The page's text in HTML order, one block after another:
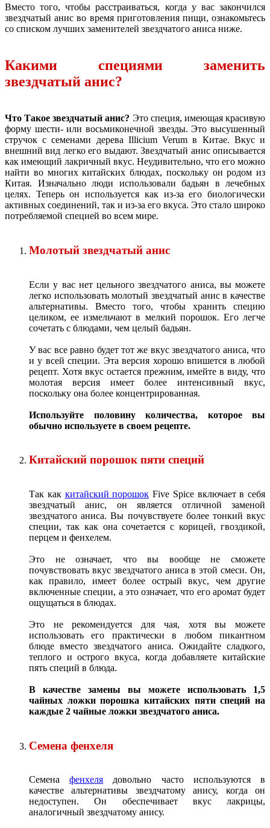
Вместо того, чтобы расстраиваться, когда у вас закончился
звездчатый анис во время приготовления пищи, ознакомьтесь
со списком лучших заменителей звездчатого аниса ниже.
Какими специями заменить
звездчатый анис?
Что Такое звездчатый анис? Это специя, имеющая красивую
форму шести- или восьмиконечной звезды. Это высушенный
стручок с семенами дерева Illicium Verum в Китае. Вкус и
внешний вид легко его выдают. Звездчатый анис описывается
как имеющий лакричный вкус. Неудивительно, что его можно
найти во многих китайских блюдах, поскольку он родом из
Китая. Изначально люди использовали бадьян в лечебных
целях. Теперь он используется как из-за его биологически
активных соединений, так и из-за его вкуса. Это стало широко
потребляемой специей во всем мире.
Молотый звездчатый анис
Если у вас нет цельного звездчатого аниса, вы можете
легко использовать молотый звездчатый анис в качестве
альтернативы. Вместо того, чтобы хранить специю
целиком, ее измельчают в мелкий порошок. Его легче
сочетать с блюдами, чем целый бадьян.
У вас все равно будет тот же вкус звездчатого аниса, что
и у всей специи. Эта версия хорошо впишется в любой
рецепт. Хотя вкус остается прежним, имейте в виду, что
молотая версия имеет более интенсивный вкус,
поскольку она более концентрированная.
Используйте половину количества, которое вы
обычно используете в своем рецепте.
Китайский порошок пяти специй
Так как китайский порошок Five Spice включает в себя
звездчатый анис, он является отличной заменой
звездчатого аниса. Вы почувствуете более тонкий вкус
специи, так как она сочетается с корицей, гвоздикой,
перцем и фенхелем.
Это не означает, что вы вообще не сможете
почувствовать вкус звездчатого аниса в этой смеси. Он,
как правило, имеет более острый вкус, чем другие
включенные специи, а это означает, что его аромат будет
ощущаться в блюдах.
Это не рекомендуется для чая, хотя вы можете
использовать его практически в любом пикантном
блюде вместо звездчатого аниса. Ожидайте сладкого,
теплого и острого вкуса, когда добавляете китайские
пять специй в блюда.
В качестве замены вы можете использовать 1,5
чайных ложки порошка китайских пяти специй на
каждые 2 чайные ложки звездчатого аниса.
Семена фенхеля
Семенафенхеля довольно часто используются в
качестве альтернативы звездчатому анису, когда он
недоступен. Он обеспечивает вкус лакрицы,
аналогичный звездчатому анису.